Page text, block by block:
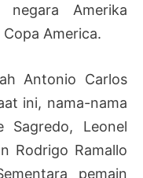
negara Amerika
America.
Antonio Carlos
ini, nama-nama
Sagredo, Leonel
Rodrigo Ramallo
pemain